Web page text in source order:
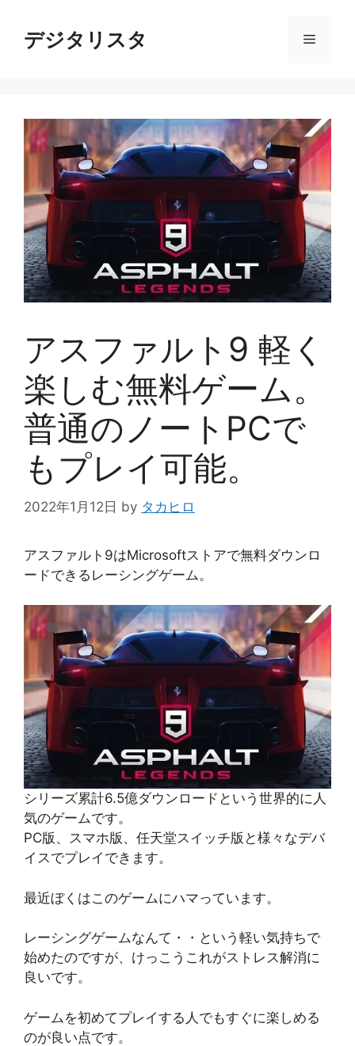
デジタリスタ メ
ュ
アスファルト9 軽く
楽しむ無料ゲーム。
普通のノートPCで
もプレイ可能。
2022年1月12日 by タカヒロ
アスファルト9はMicrosoftストアで無料ダウンロ
ードできるレーシングゲーム。
シリーズ累計6.5億ダウンロードという世界的に人
気のゲームです。
PC版、スマホ版、任天堂スイッチ版と様々なデバ
イスでプレイできます。
最近ぼくはこのゲームにハマっています。
レーシングゲームなんて・・という軽い気持ちで
始めたのですが、けっこうこれがストレス解消に
良いです。
ゲームを初めてプレイする人でもすぐに楽しめる
のが良い点です。